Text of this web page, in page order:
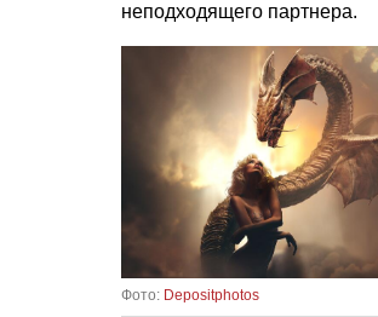
неподходящего партнера.
Фото: Depositphotos